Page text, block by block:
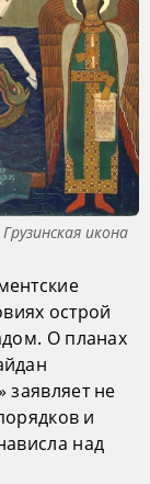
икона
острой
О планах
заявляет не
и
над